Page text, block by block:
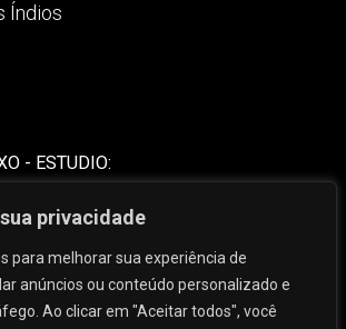
privacidade
para melhorar sua experiência de
anúncios ou conteúdo personalizado e
Ao clicar em "Aceitar todos", você
Índios
- ESTUDIO: